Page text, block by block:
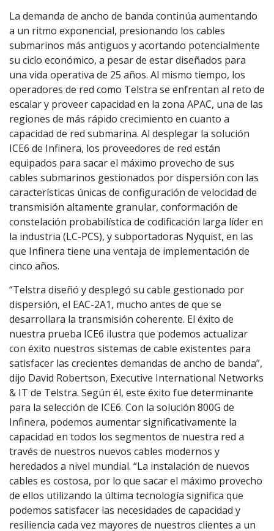
La demanda de ancho de banda continúa aumentando
a un ritmo exponencial, presionando los cables
submarinos más antiguos y acortando potencialmente
su ciclo económico, a pesar de estar diseñados para
una vida operativa de 25 años. Al mismo tiempo, los
operadores de red como Telstra se enfrentan al reto de
escalar y proveer capacidad en la zona APAC, una de las
regiones de más rápido crecimiento en cuanto a
capacidad de red submarina. Al desplegar la solución
ICE6 de Infinera, los proveedores de red están
equipados para sacar el máximo provecho de sus
cables submarinos gestionados por dispersión con las
características únicas de configuración de velocidad de
transmisión altamente granular, conformación de
constelación probabilística de codificación larga líder en
la industria (LC-PCS), y subportadoras Nyquist, en las
que Infinera tiene una ventaja de implementación de
cinco años.
“Telstra diseñó y desplegó su cable gestionado por
dispersión, el EAC-2A1, mucho antes de que se
desarrollara la transmisión coherente. El éxito de
nuestra prueba ICE6 ilustra que podemos actualizar
con éxito nuestros sistemas de cable existentes para
satisfacer las crecientes demandas de ancho de banda”,
dijo David Robertson, Executive International Networks
& IT de Telstra. Según él, este éxito fue determinante
para la selección de ICE6. Con la solución 800G de
Infinera, podemos aumentar significativamente la
capacidad en todos los segmentos de nuestra red a
través de nuestros nuevos cables modernos y
heredados a nivel mundial. “La instalación de nuevos
cables es costosa, por lo que sacar el máximo provecho
de ellos utilizando la última tecnología significa que
podemos satisfacer las necesidades de capacidad y
resiliencia cada vez mayores de nuestros clientes a un